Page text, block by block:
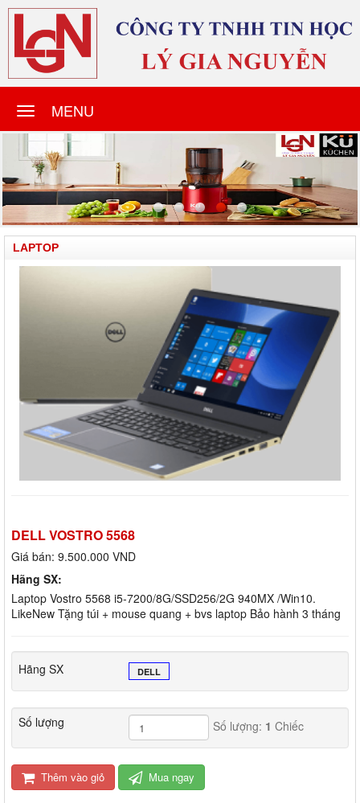
MENU
LAPTOP
DELL VOSTRO 5568
Giá bán: 9.500.000 VND
Hãng SX:
Laptop Vostro 5568 i5-7200/8G/SSD256/2G 940MX /Win10.
LikeNew Tặng túi + mouse quang + bvs laptop Bảo hành 3 tháng
Hãng SX DELL
Số lượng Số lượng: 1 Chiếc
Thêm vào giỏ Mua ngay